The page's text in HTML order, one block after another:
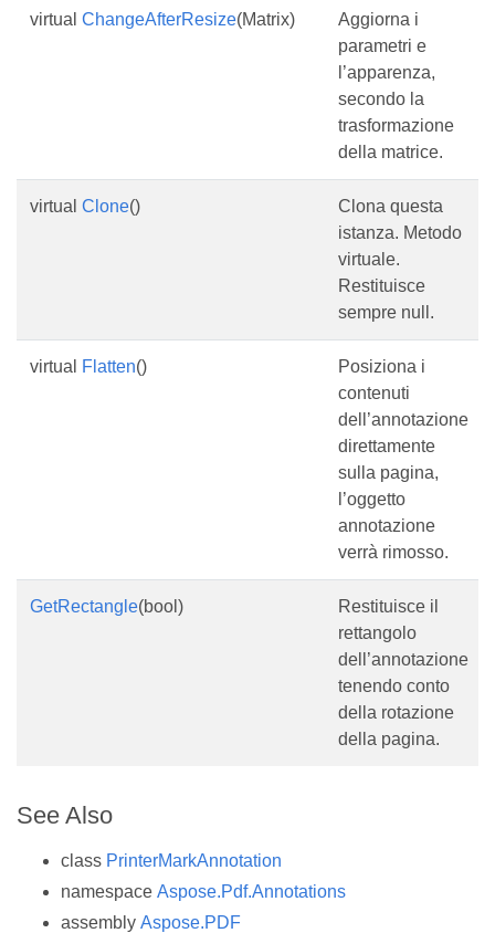
virtual ChangeAfterResize(Matrix)
Aggiorna i
parametri e
l’apparenza,
secondo la
trasformazione
della matrice.
virtual Clone()
Clona questa
istanza. Metodo
virtuale.
Restituisce
sempre null.
virtual Flatten()
Posiziona i
contenuti
dell’annotazione
direttamente
sulla pagina,
l’oggetto
annotazione
verrà rimosso.
GetRectangle(bool)
Restituisce il
rettangolo
dell’annotazione
tenendo conto
della rotazione
della pagina.
See Also
class PrinterMarkAnnotation
namespace Aspose.Pdf.Annotations
assembly Aspose.PDF